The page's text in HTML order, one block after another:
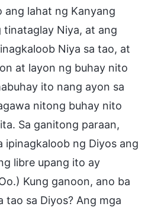
ang lahat ng Kanyang
tinataglay Niya, at ang
Niya sa tao, at
at layon ng buhay nito
ito nang ayon sa
nitong buhay nito
Sa ganitong paraan,
ipinagkaloob ng Diyos ang
libre upang ito ay
Kung ganoon, ano ba
tao sa Diyos? Ang mga